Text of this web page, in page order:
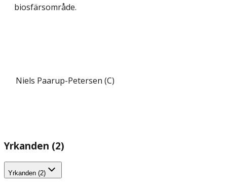
biosfärsområde.
Niels Paarup-Petersen (C)
Yrkanden (2)
Yrkanden (2)